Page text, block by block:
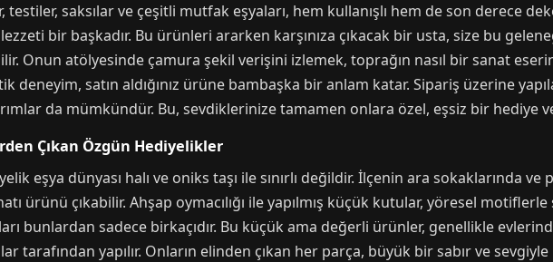
testiler, saksılar ve çeşitli mutfak eşyaları, hem kullanışlı hem de son derece
bir başkadır. Bu ürünleri ararken karşınıza çıkacak bir usta, size bu
Onun atölyesinde çamura şekil verişini izlemek, toprağın nasıl bir sanat
deneyim, satın aldığınız ürüne bambaşka bir anlam katar. Sipariş üzerine
da mümkündür. Bu, sevdiklerinize tamamen onlara özel, eşsiz bir hediye
Çıkan Özgün Hediyelikler
eşya dünyası halı ve oniks taşı ile sınırlı değildir. İlçenin ara sokaklarında
ürünü çıkabilir. Ahşap oymacılığı ile yapılmış küçük kutular, yöresel
bunlardan sadece birkaçıdır. Bu küçük ama değerli ürünler, genellikle
tarafından yapılır. Onların elinden çıkan her parça, büyük bir sabır ve